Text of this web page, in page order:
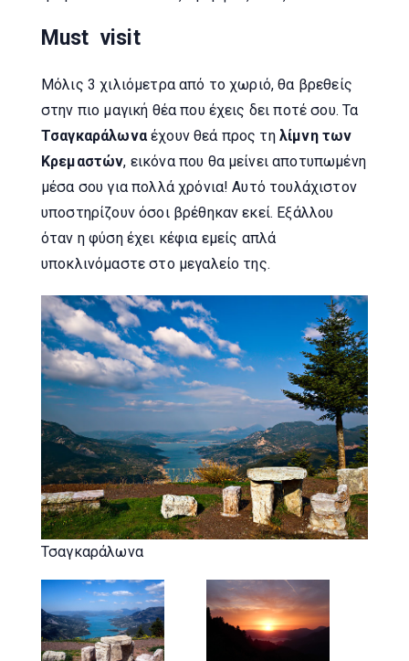
Must visit
Μόλις 3 χιλιόμετρα από το χωριό, θα βρεθείς
στην πιο μαγική θέα που έχεις δει ποτέ σου. Τα
Τσαγκαράλωναέχουν θεά προς τη λίμνη των
Κρεμαστών, εικόνα που θα μείνει αποτυπωμένη
μέσα σου για πολλά χρόνια! Αυτό τουλάχιστον
υποστηρίζουν όσοι βρέθηκαν εκεί. Εξάλλου
όταν η φύση έχει κέφια εμείς απλά
υποκλινόμαστε στο μεγαλείο της.
Τσαγκαράλωνα